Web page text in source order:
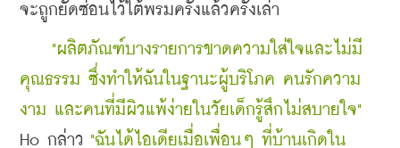
จะถูกยัดซ่อนไว้ใต้พรมครั้งแล้วครั้งเล่า
"ผลิตภัณฑ์บางรายการขาดความใส่ใจและไม่มี
คุณธรรม ซึ่งทำให้ฉันในฐานะผู้บริโภค คนรักความ
งาม และคนที่มีผิวแพ้ง่ายในวัยเด็กรู้สึกไม่สบายใจ"
Ho กล่าว "ฉันได้ไอเดียเมื่อเพื่อนๆ ที่บ้านเกิดใน